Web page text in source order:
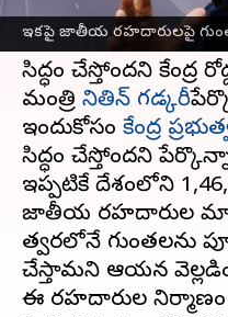
ఇకపై జాతీయ రహదారులపై
ఈ ఏడాది డిసెంబర్
గుంతలు లేకుండా
సిద్ధం చేస్తోందని
మంత్రి నితిన్ గడ్కరీ
ఇందుకోసం కేంద్ర
సిద్ధం చేస్తోందని
ఇప్పటికే దేశంలోని
జాతీయ రహదారుల
త్వరలోనే గుంతలను
చేస్తామని ఆయన
ఈ రహదారుల నిర్మాణం